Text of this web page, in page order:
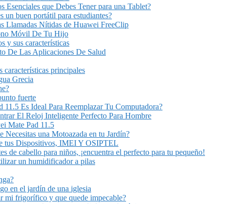
Esenciales que Debes Tener para una Tablet?
un buen portátil para estudiantes?
Llamadas Nítidas de Huawei FreeClip
Móvil De Tu Hijo
y sus características
De Las Aplicaciones De Salud
características principales
Grecia
fuerte
Es Ideal Para Reemplazar Tu Computadora?
El Reloj Inteligente Perfecto Para Hombre
Mate Pad 11.5
Necesitas una Motoazada en tu Jardín?
tus Dispositivos, IMEI Y OSIPTEL
de cabello para niños, ¡encuentra el perfecto para tu pequeño!
un humidificador a pilas
en el jardín de una iglesia
mi frigorífico y que quede impecable?